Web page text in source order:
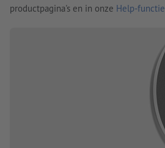
productpagina's en in onze Help-functie